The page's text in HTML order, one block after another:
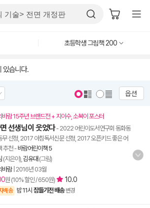
초등학생 그림책 200
있습니다.
옵션
바람 15주년 브랜드전 + 지이수, 소복이 포스터
선생님이 웃었다- 2022 어린이도서연구회 동화동
무 선정, 2017 아침독서신문 선정, 2017 오픈키드 좋은 어
추천- 바람어린이책 5
(지은이), 김유대 (그림)
바람| 2016년 03월
원 (10% 할인 / 650원) 10.0
배송 밤 11시 잠들기전 배송 변경